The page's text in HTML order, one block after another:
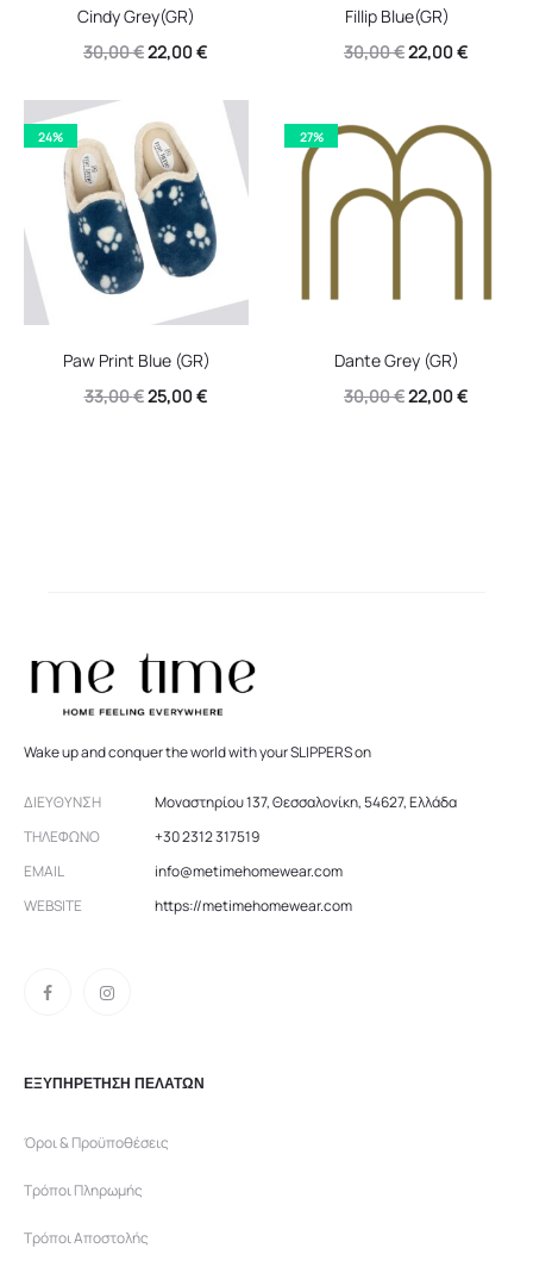
Cindy Grey(GR)
30,00€Original
was:
30,00 €.
22,00€Η
τιμή
είναι:
22,00 €.
Fillip Blue(GR)
30,00€Original
was:
30,00 €.
22,00€Η
είναι:
24%
Paw Print Blue (GR)
33,00€Original
25,00€Η
27%
Dante Grey (GR)
30,00€Original
22,00€Η
Wake up and conquer the world with your SLIPPERS on
ΔΙΕΎΘΥΝΣΗ
Μοναστηρίου 137, Θεσσαλονίκη, 54627, Ελλάδα
ΤΗΛΈΦΩΝΟ
+30 2312 317519
EMAIL
info@metimehomewear.com
WEBSITE
https://metimehomewear.com
ΕΞΥΠΗΡΕΤΗΣΗ ΠΕΛΑΤΩΝ
Όροι & Προϋποθέσεις
Τρόποι Πληρωμής
Τρόποι Αποστολής